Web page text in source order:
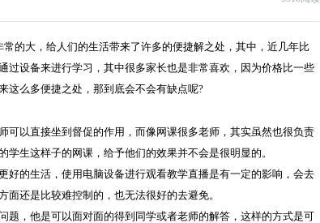
大，给人们的生活带来了许多的便捷解之处，其中，近几年比
过设备来进行学习，其中很多家长也是非常喜欢，因为价格比一些
这么多便捷之处，那到底会不会有缺点呢?
以直接坐到督促的作用，而像网课很多老师，其实虽然也很负责
生这样子的网课，给予他们的效果并不会是很明显的。
的生活，使用电脑设备进行观看教学直播是有一定的影响，会去
还是比较难控制的，也无法很好的去避免。
，他是可以面对面的得到同学或者老师的解答，这样的方式是可